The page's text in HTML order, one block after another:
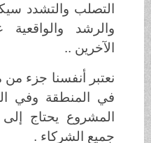
التصلب والتشدد
والرشد والواقعية
الآخرين ..
نعتبر أنفسنا جزء من
في المنطقة وفي
المشروع يحتاج إلى
جميع الشركاء .